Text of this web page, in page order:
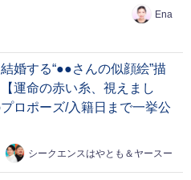
Ena
婚する“●●さんの似顔絵”描
運命の赤い糸、視えまし
ロポーズ/入籍日まで一挙公
シークエンスはやとも＆ヤースー